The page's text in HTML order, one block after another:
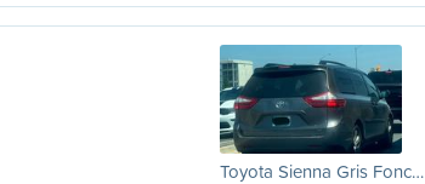
Toyota Sienna Gris Fonc…